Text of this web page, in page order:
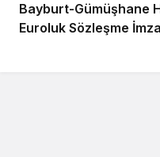
Bayburt-Gümüşhane
Euroluk Sözleşme